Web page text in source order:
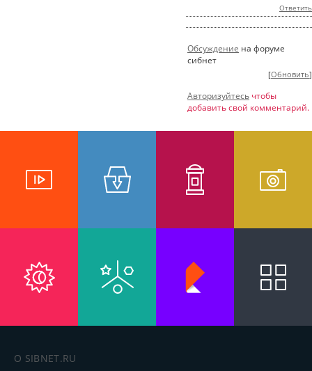
Ответить
Обсуждение на форуме
сибнет
[Обновить]
Авторизуйтесь чтобы
добавить свой комментарий.
О SIBNET.RU